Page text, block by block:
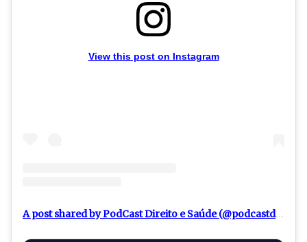
View this post on Instagram
A post shared by PodCast Direito e Saúde (@podcastdireitoesaude)